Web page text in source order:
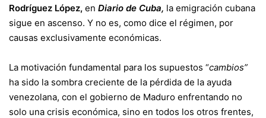
Rodríguez López, en Diario de Cuba, la emigración cubana
sigue en ascenso. Y no es, como dice el régimen, por
causas exclusivamente económicas.
La motivación fundamental para los supuestos “cambios”
ha sido la sombra creciente de la pérdida de la ayuda
venezolana, con el gobierno de Maduro enfrentando no
solo una crisis económica, sino en todos los otros frentes,